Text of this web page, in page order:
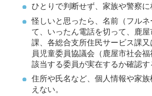
ひとりで判断せず、家族や警察に
怪しいと思ったら、名前（フル
て、いったん電話を切って、鹿
課、各総合支所住民サービス課
員児童委員協議会（鹿屋市社会
該当する委員が実在するか確認す
住所や氏名など、個人情報や家
えない。